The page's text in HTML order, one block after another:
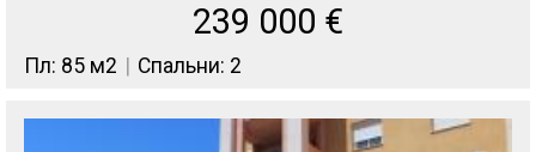
239 000 €
Пл: 85 м2 Спальни: 2